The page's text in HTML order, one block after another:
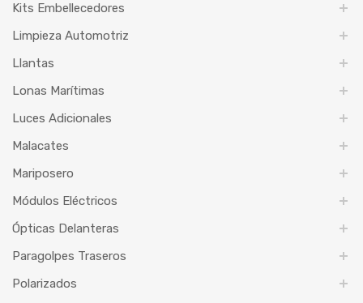
Kits Embellecedores
Limpieza Automotriz
Llantas
Lonas Marítimas
Luces Adicionales
Malacates
Mariposero
Módulos Eléctricos
Ópticas Delanteras
Paragolpes Traseros
Polarizados